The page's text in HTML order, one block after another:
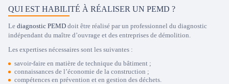
QUI EST HABILITÉ À RÉALISER UN PEMD ?
Le diagnostic PEMD doit être réalisé par un professionnel du diagnostic
indépendant du maître d’ouvrage et des entreprises de démolition.
Les expertises nécessaires sont les suivantes :
savoir-faire en matière de technique du bâtiment ;
connaissances de l’économie de la construction ;
compétences en prévention et en gestion des déchets.